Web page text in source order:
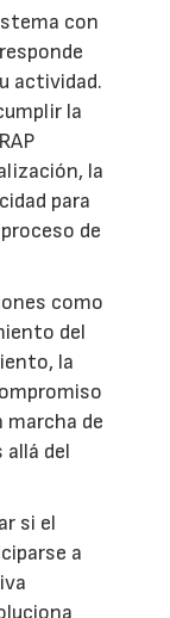
con
actividad.
la
la
para
de
como
del
la
de
del
si el
a